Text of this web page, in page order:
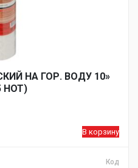
НА ГОР. ВОДУ 10»
HOT)
В корзину
Код